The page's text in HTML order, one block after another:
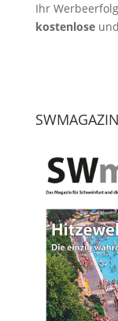
Ihr
kostenloseund
SWMAGAZIN